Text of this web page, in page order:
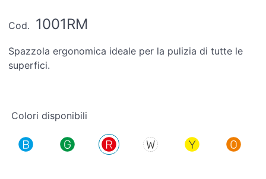
Cod. 1001RM
Spazzola ergonomica ideale per la pulizia di tutte le
superfici.
Colori disponibili